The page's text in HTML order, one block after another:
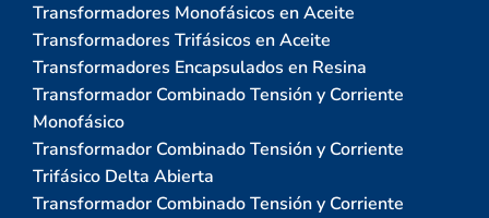
Transformadores Monofásicos en Aceite
Transformadores Trifásicos en Aceite
Transformadores Encapsulados en Resina
Transformador Combinado Tensión y Corriente
Monofásico
Transformador Combinado Tensión y Corriente
Trifásico Delta Abierta
Transformador Combinado Tensión y Corriente